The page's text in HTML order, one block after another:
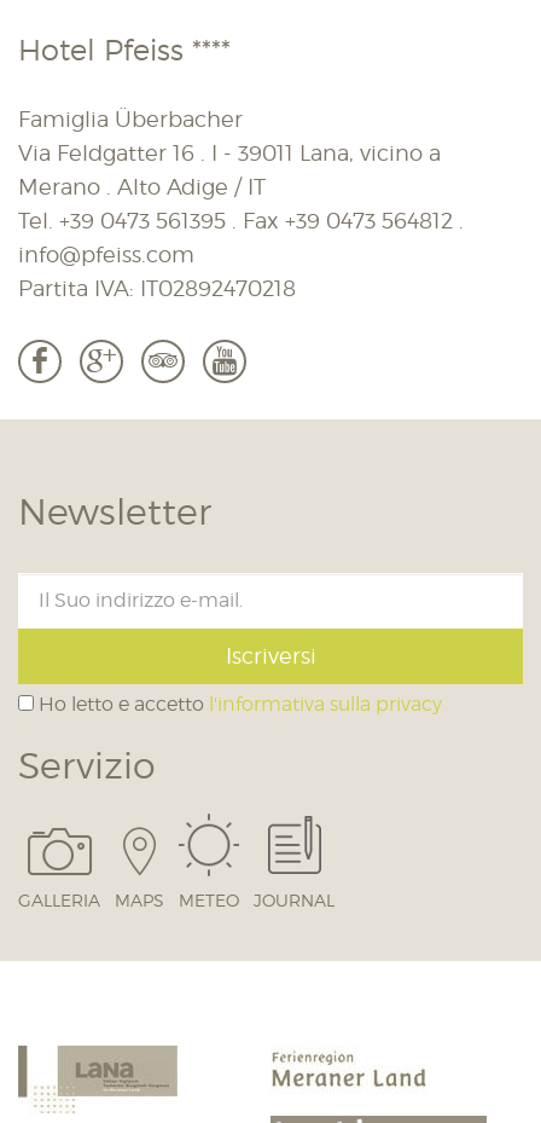
Hotel Pfeiss ****
Famiglia Überbacher
Via Feldgatter 16 . I - 39011 Lana, vicino a
Merano . Alto Adige / IT
Tel. +39 0473 561395 . Fax +39 0473 564812
info@pfeiss.com
Partita IVA: IT02892470218
b c 3 r
Newsletter
Iscriversi
Ho letto e accetto l'informativa sulla privacy
Servizio
GALLERIA MAPS METEO JOURNAL